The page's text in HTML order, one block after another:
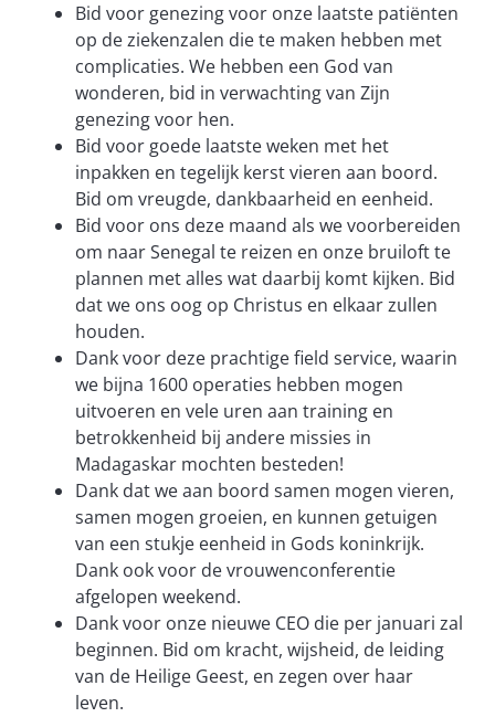
Bid voor genezing voor onze laatste patiënten
op de ziekenzalen die te maken hebben met
complicaties. We hebben een God van
wonderen, bid in verwachting van Zijn
genezing voor hen.
Bid voor goede laatste weken met het
inpakken en tegelijk kerst vieren aan boord.
Bid om vreugde, dankbaarheid en eenheid.
Bid voor ons deze maand als we voorbereiden
om naar Senegal te reizen en onze bruiloft te
plannen met alles wat daarbij komt kijken. Bid
dat we ons oog op Christus en elkaar zullen
houden.
Dank voor deze prachtige field service, waarin
we bijna 1600 operaties hebben mogen
uitvoeren en vele uren aan training en
betrokkenheid bij andere missies in
Madagaskar mochten besteden!
Dank dat we aan boord samen mogen vieren,
samen mogen groeien, en kunnen getuigen
van een stukje eenheid in Gods koninkrijk.
Dank ook voor de vrouwenconferentie
afgelopen weekend.
Dank voor onze nieuwe CEO die per januari zal
beginnen. Bid om kracht, wijsheid, de leiding
van de Heilige Geest, en zegen over haar
leven.